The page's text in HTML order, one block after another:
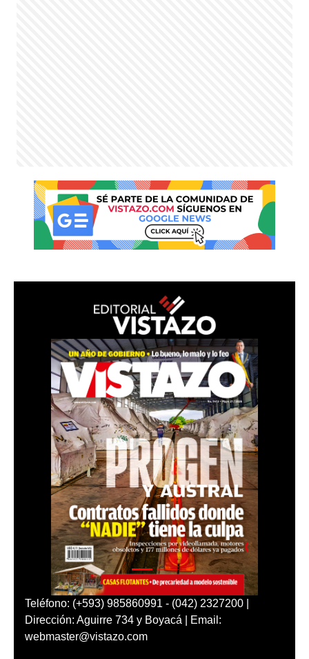
Teléfono: (+593) 985860991 - (042) 2327200 |
Dirección: Aguirre 734 y Boyacá | Email:
webmaster@vistazo.com